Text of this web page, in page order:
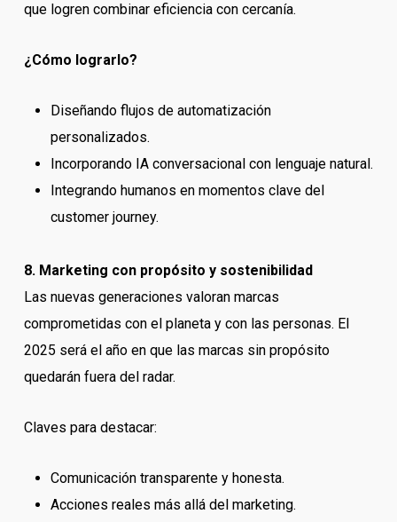
que logren combinar eficiencia con cercanía.
¿Cómo lograrlo?
Diseñando flujos de automatización
personalizados.
Incorporando IA conversacional con lenguaje natural.
Integrando humanos en momentos clave del
customer journey.
8. Marketing con propósito y sostenibilidad
Las nuevas generaciones valoran marcas
comprometidas con el planeta y con las personas. El
2025 será el año en que las marcas sin propósito
quedarán fuera del radar.
Claves para destacar:
Comunicación transparente y honesta.
Acciones reales más allá del marketing.